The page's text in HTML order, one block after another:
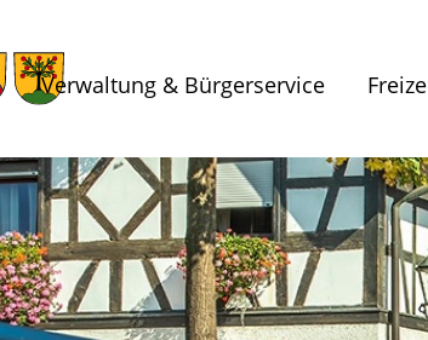
Verwaltung & Bürgerservice